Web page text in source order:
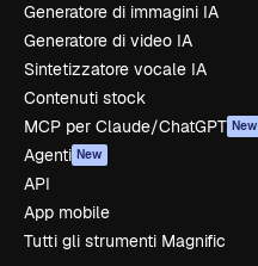
Generatore di immagini IA
Generatore di video IA
Sintetizzatore vocale IA
Contenuti stock
MCP per Claude/ChatGPT New
Agenti New
API
App mobile
Tutti gli strumenti Magnific